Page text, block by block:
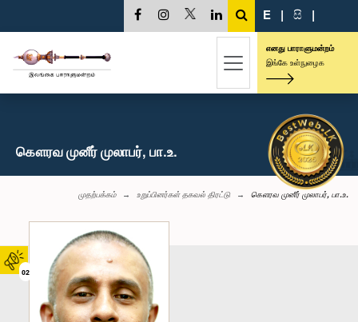
02
E | සි |
எனது பாராளுமன்றம்
இங்கே உள்நுழைக
கௌரவ முனீர் முலாபர், பா.உ.
முதற்பக்கம் உறுப்பினர்கள் தகவல் திரட்டு கௌரவ முனீர் முலாபர், பா.உ.